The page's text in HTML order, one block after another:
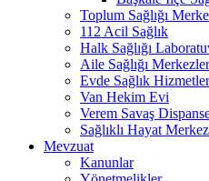
Toplum Sağlığı
112 Acil Sağlık
Halk Sağlığı
Aile Sağlığı
Evde Sağlık
Van Hekim Evi
Verem Savaş
Sağlıklı Hayat
Mevzuat
Kanunlar